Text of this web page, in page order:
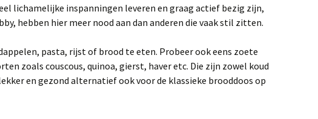
lichamelijke inspanningen leveren en graag actief bezig zijn,
hebben hier meer nood aan dan anderen die vaak stil zitten.
pasta, rijst of brood te eten. Probeer ook eens zoete
zoals couscous, quinoa, gierst, haver etc. Die zijn zowel koud
en gezond alternatief ook voor de klassieke brooddoos op